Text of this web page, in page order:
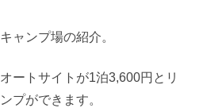
ャンプ場の紹介。
ートサイトが1泊3,600円とリ
プができます。